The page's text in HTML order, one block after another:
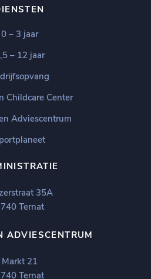
0 – 3 jaar
– 12 jaar
Childcare Center
Adviescentrum
35A
Ternat
ADVIESCENTRUM
Markt 21
Ternat